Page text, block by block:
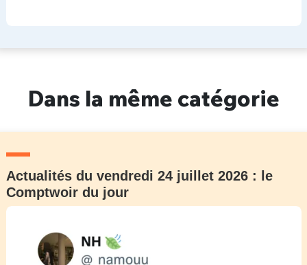
Dans la même catégorie
Actualités du vendredi 24 juillet 2026 : le
Comptwoir du jour